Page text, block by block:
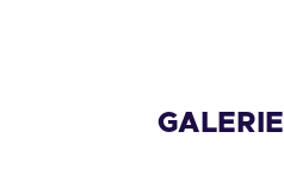
GALERIE